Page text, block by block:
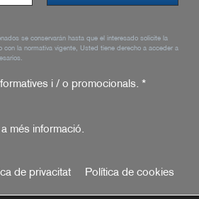
se conservarán hasta que el interesado solicite la
la normativa vigente, Usted tiene derecho a acceder a
i / o promocionals. *
més informació.
de privacitat Política de cookies